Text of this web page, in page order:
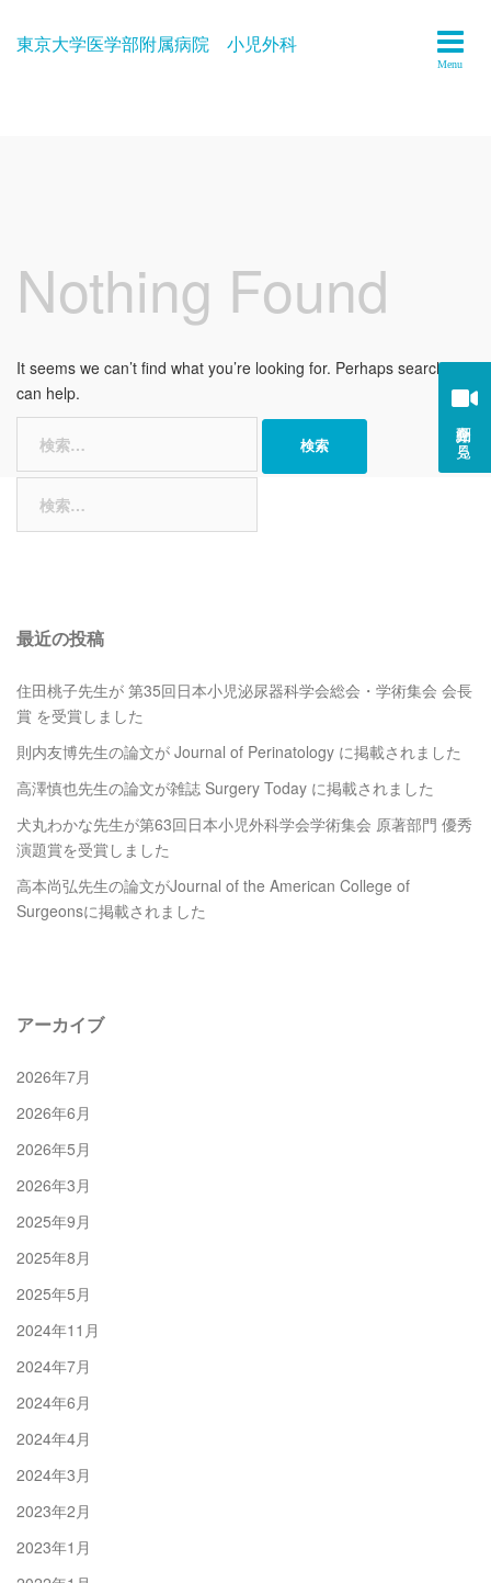
紹介動画を見る
東京大学医学部附属病院 小児外科
Nothing Found
It seems we can’t find what you’re looking for. Perhaps searching
can help.
最近の投稿
住田桃子先生が 第35回日本小児泌尿器科学会総会・学術集会 会長
賞 を受賞しました
則内友博先生の論文が Journal of Perinatology に掲載されました
高澤慎也先生の論文が雑誌 Surgery Today に掲載されました
犬丸わかな先生が第63回日本小児外科学会学術集会 原著部門 優秀
演題賞を受賞しました
高本尚弘先生の論文がJournal of the American College of
Surgeonsに掲載されました
アーカイブ
2026年7月
2026年6月
2026年5月
2026年3月
2025年9月
2025年8月
2025年5月
2024年11月
2024年7月
2024年6月
2024年4月
2024年3月
2023年2月
2023年1月